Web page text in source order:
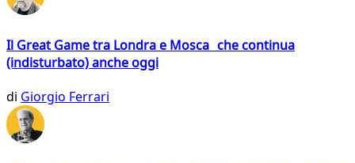
Il Great Game tra Londra e Mosca che continua
(indisturbato) anche oggi
di Giorgio Ferrari